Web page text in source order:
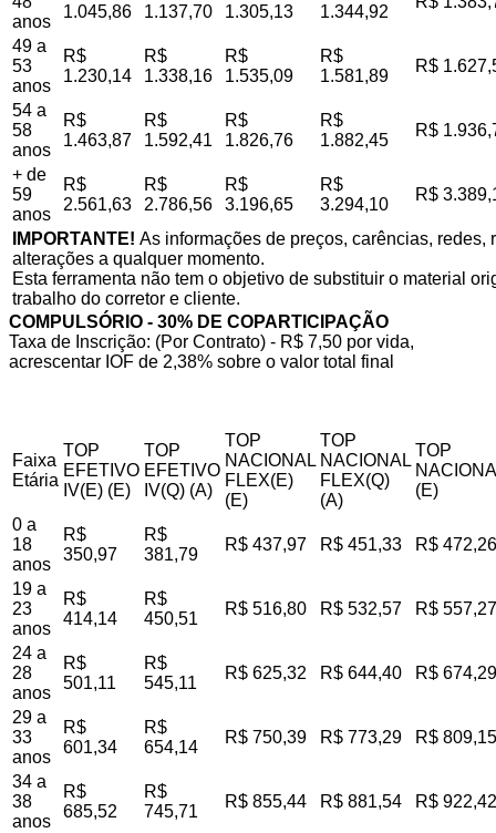
anos
1.045,86
1.137,70
1.305,13
1.344,92
49 a
53
anos
R$
1.230,14
R$
1.338,16
R$
1.535,09
R$
1.581,89
R$
54 a
58
anos
R$
1.463,87
R$
1.592,41
R$
1.826,76
R$
1.882,45
R$
+ de
59
anos
R$
2.561,63
R$
2.786,56
R$
3.196,65
R$
3.294,10
R$
IMPORTANTE! As informações de preços, carências,
alterações a qualquer momento.
Esta ferramenta não tem o objetivo de substituir o material
trabalho do corretor e cliente.
COMPULSÓRIO - 30% DE COPARTICIPAÇÃO
Taxa de Inscrição: (Por Contrato) - R$ 7,50 por vida,
acrescentar IOF de 2,38% sobre o valor total final
Faixa
Etária
TOP
EFETIVO
IV(E) (E)
TOP
EFETIVO
IV(Q) (A)
TOP
NACIONAL
FLEX(E)
(E)
TOP
NACIONAL
FLEX(Q)
(A)
TOP
(E)
0 a
18
anos
R$
350,97
R$
381,79
R$ 437,97 R$ 451,33 R$ 472,26
19 a
23
anos
R$
414,14
R$
450,51
R$ 516,80 R$ 532,57 R$ 557,27
24 a
28
anos
R$
501,11
R$
545,11
R$ 625,32 R$ 644,40 R$ 674,29
29 a
33
anos
R$
601,34
R$
654,14
R$ 750,39 R$ 773,29 R$ 809,15
34 a
38
anos
R$
685,52
R$
745,71
R$ 855,44 R$ 881,54 R$ 922,42